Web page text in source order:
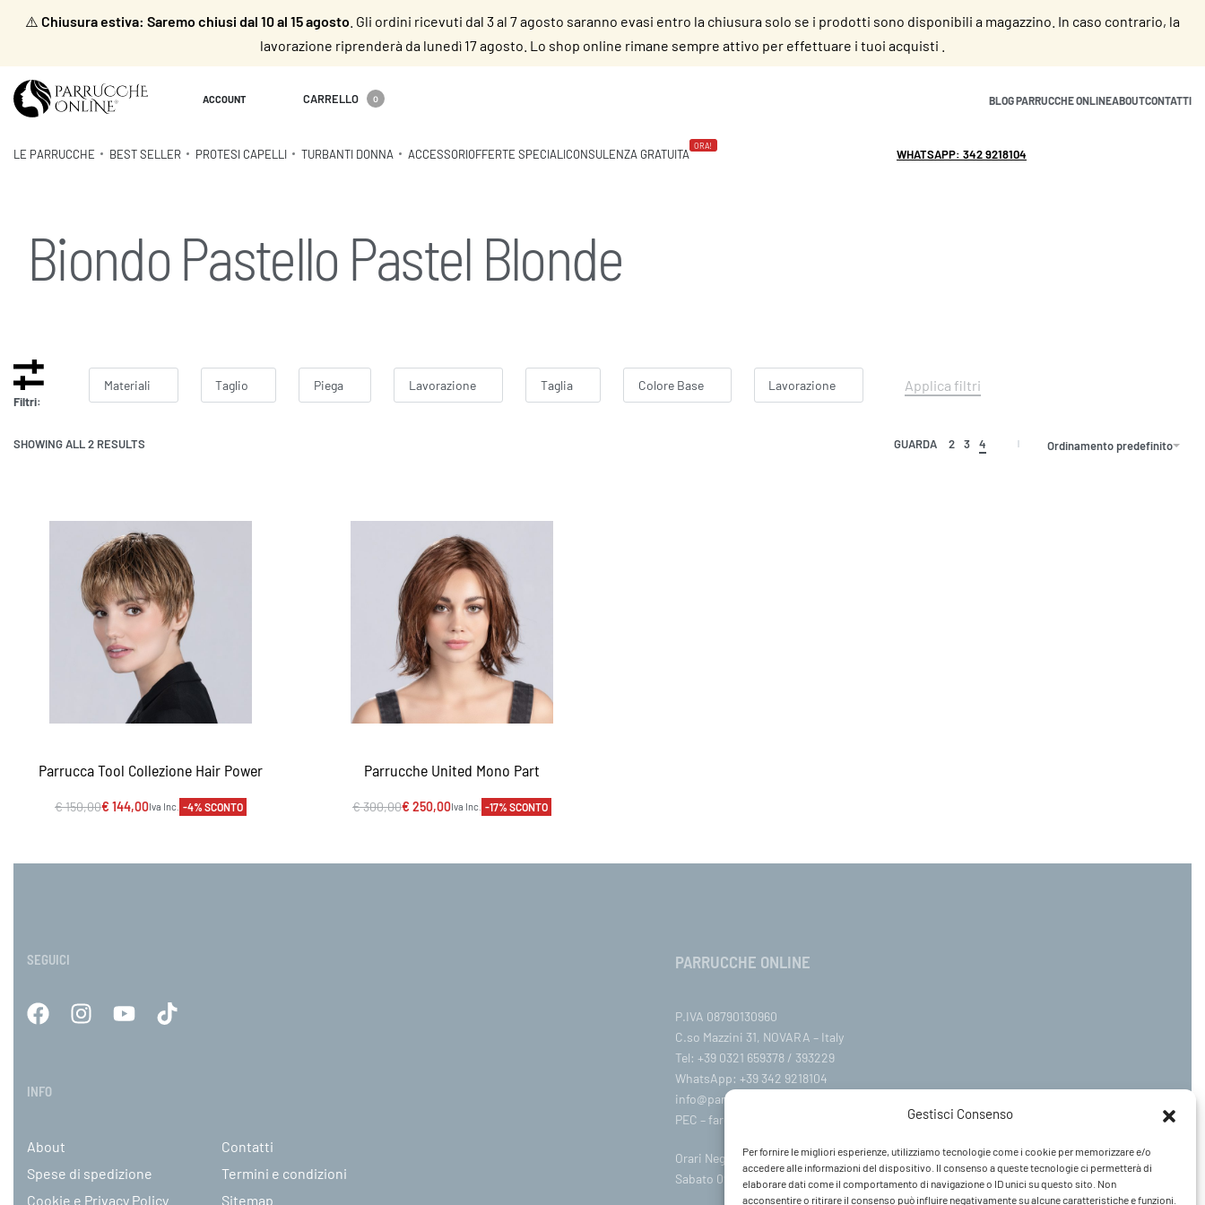
Gestisci Consenso
Per fornire le migliori esperienze, utilizziamo tecnologie come i cookie per memorizzare e/o
accedere alle informazioni del dispositivo. Il consenso a queste tecnologie ci permetterà di
elaborare dati come il comportamento di navigazione o ID unici su questo sito. Non
acconsentire o ritirare il consenso può influire negativamente su alcune caratteristiche e funzioni.
⚠️ Chiusura estiva: Saremo chiusi dal 10 al 15 agosto . Gli ordini ricevuti dal 3 al 7 agosto saranno evasi entro la chiusura solo se i prodotti sono disponibili a magazzino. In caso contrario, la
lavorazione riprenderà da lunedì 17 agosto. Lo shop online rimane sempre attivo per effettuare i tuoi acquisti .
ACCOUNT CARRELLO 0 BLOG PARRUCCHE ONLINEABOUTCONTATTI
LE PARRUCCHE BEST SELLER PROTESI CAPELLI TURBANTI DONNA ACCESSORIOFFERTE SPECIALI
ORA!
CONSULENZA GRATUITA WHATSAPP: 342 9218104
Biondo Pastello Pastel Blonde
Filtri:
Materiali Taglio Piega Lavorazione Taglia Colore Base Lavorazione Applica filtri
SHOWING ALL 2 RESULTS GUARDA 2 3 4 Ordinamento predefinito
Parrucca Tool Collezione Hair Power
€150,00€ 144,00Iva Inc. -4% SCONTO
Parrucche United Mono Part
€300,00€ 250,00Iva Inc. -17% SCONTO
SEGUICI
INFO
About
Contatti
Spese di spedizione
Termini e condizioni
Cookie e Privacy Policy
Sitemap
PARRUCCHE ONLINE
P.IVA 08790130960
C.so Mazzini 31, NOVARA – Italy
Tel: +39 0321 659378 / 393229
WhatsApp: +39 342 9218104
info@parruccheonline.com
PEC –farcaphair@legalmail.it
Orari Negozio:Lunedì / Venerdì 09:00–12:30 / 14:30–19:00
Sabato 09:00-18:00